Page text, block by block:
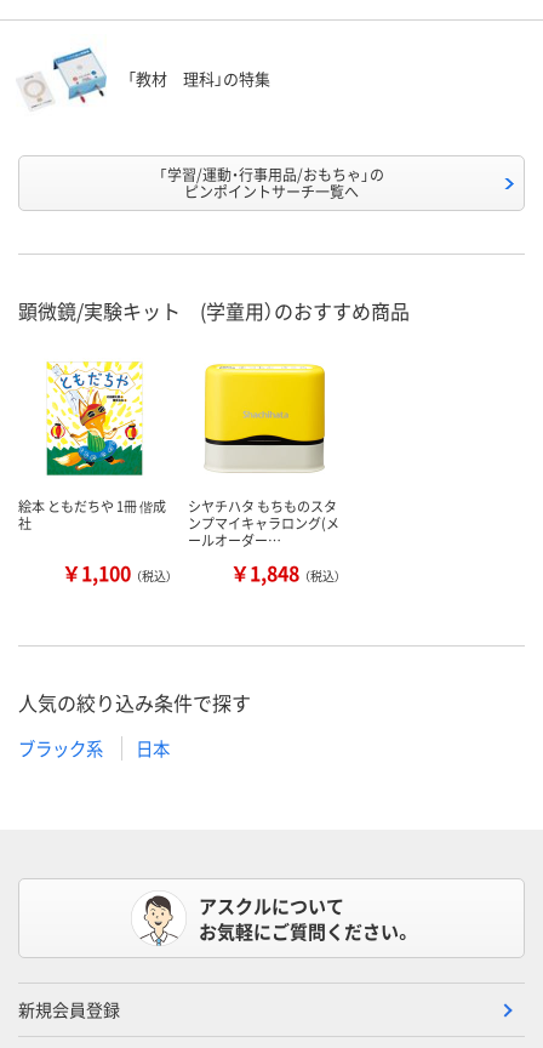
「教材 理科」の特集
「学習/運動・行事用品/おもちゃ」の
ピンポイントサーチ一覧へ
顕微鏡/実験キット (学童用）のおすすめ商品
絵本 ともだちや 1冊 偕成
社
￥1,100 （税込）
シヤチハタ もちものスタ
ンプマイキャラロング(メ
ールオーダー…
￥1,848 （税込）
人気の絞り込み条件で探す
ブラック系 日本
アスクルについて
お気軽にご質問ください。
新規会員登録